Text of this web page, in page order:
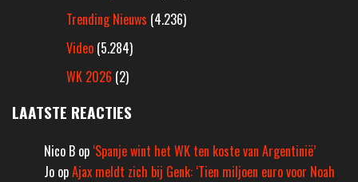
Trending Nieuws (4.236)
Video (5.284)
WK 2026 (2)
LAATSTE REACTIES
Nico B op ‘Spanje wint het WK ten koste van Argentinië’
Jo opAjax meldt zich bij Genk: ‘Tien miljoen euro voor Noah